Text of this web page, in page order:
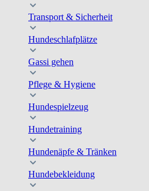
Transport & Sicherheit
Hundeschlafplätze
Gassi gehen
Pflege & Hygiene
Hundespielzeug
Hundetraining
Hundenäpfe & Tränken
Hundebekleidung